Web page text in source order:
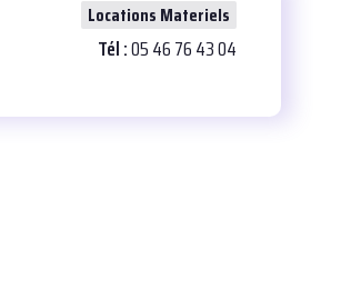
Locations Materiels
Tél :05 46 76 43 04